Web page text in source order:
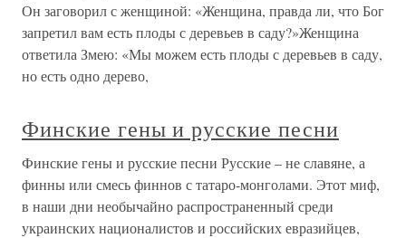
Он заговорил с женщиной: «Женщина, правда ли, что Бог
запретил вам есть плоды с деревьев в саду?»Женщина
ответила Змею: «Мы можем есть плоды с деревьев в саду,
но есть одно дерево,
Финские гены и русские песни
Финские гены и русские песни Русские – не славяне, а
финны или смесь финнов с татаро-монголами. Этот миф,
в наши дни необычайно распространенный среди
украинских националистов и российских евразийцев,